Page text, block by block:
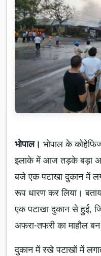
भोपाल। भोपाल के
इलाके में आज तड़के बड़ा
बजे एक पटाखा दुकान में
रूप धारण कर लिया।
एक पटाखा दुकान से हुई,
अफरा-तफरी का माहौल बन
दुकान में रखे पटाखों में